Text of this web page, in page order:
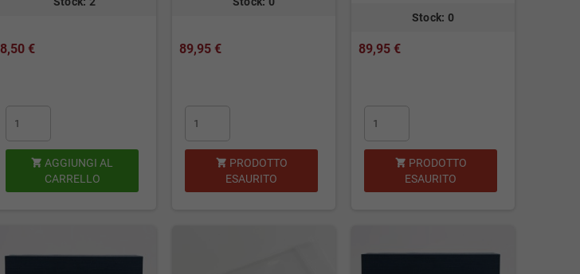
8,50 €
 AGGIUNGI AL
CARRELLO
89,95 €
 PRODOTTO
ESAURITO
Stock: 0
89,95 €
 PRODOTTO
ESAURITO